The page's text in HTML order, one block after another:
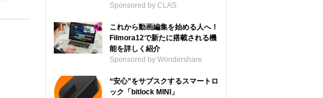
Sponsored by CLAS
これから動画編集を始める人へ！
Filmora12で新たに搭載される機
能を詳しく紹介
Sponsored by Wondershare
“安心”をサブスクするスマートロ
ック「bitlock MINI」